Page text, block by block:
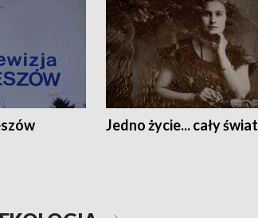
Jedno życie... cały świat